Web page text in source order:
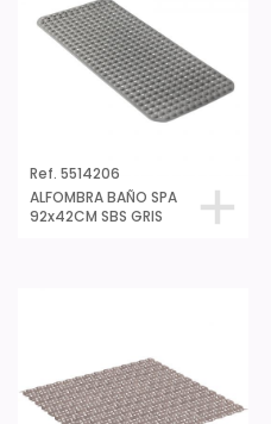
Ref. 5514206
ALFOMBRA BAÑO SPA
92x42CM SBS GRIS